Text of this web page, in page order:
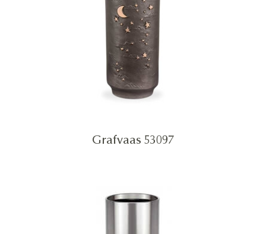
Grafvaas 53097